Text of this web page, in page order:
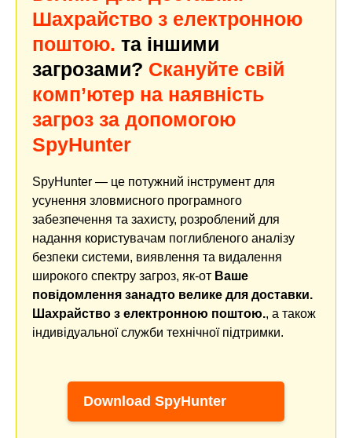
Шахрайство з електронною
поштою. та іншими
загрозами? Скануйте свій
комп’ютер на наявність
загроз за допомогою
SpyHunter
SpyHunter — це потужний інструмент для
усунення зловмисного програмного
забезпечення та захисту, розроблений для
надання користувачам поглибленого аналізу
безпеки системи, виявлення та видалення
широкого спектру загроз, як-от Ваше
повідомлення занадто велике для доставки.
Шахрайство з електронною поштою., а також
індивідуальної служби технічної підтримки.
Download SpyHunter